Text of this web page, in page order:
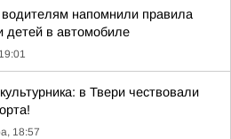
водителям напомнили правила
детей в автомобиле
в Твери чествовали
18:57